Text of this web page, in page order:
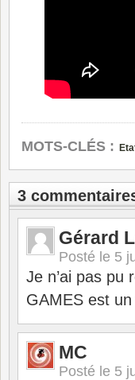
MOTS-CLÉS :
3
Gérard
Posté le 5
Je n’ai pas pu
GAMES est
MC
Posté le 5